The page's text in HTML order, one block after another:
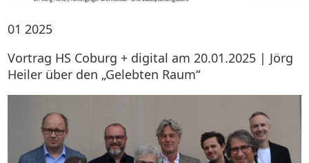
01 2025
Vortrag HS Coburg + digital am 20.01.2025 | Jörg
Heiler über den „Gelebten Raum“